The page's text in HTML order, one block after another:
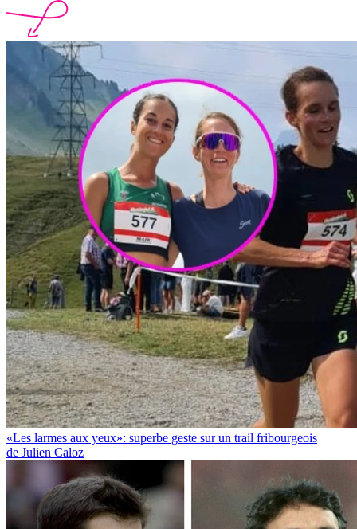
«Les larmes aux yeux»: superbe geste sur un trail fribourgeois
de Julien Caloz